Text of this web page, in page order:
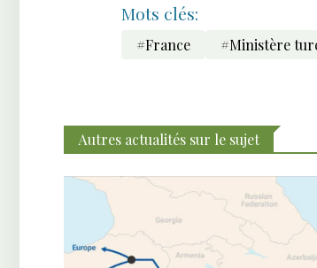
Mots clés:
#France #Ministère
Autres actualités sur le sujet